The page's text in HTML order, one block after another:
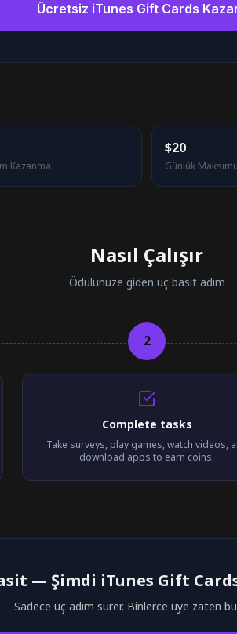
Ücretsiz iTunes Gift Cards
Kazanma
$20
Günlük
Nasıl Çalışır
Ödülünüze giden üç basit adım
2
Complete tasks
Take surveys, play games, watch videos,
download apps to earn coins.
— Şimdi iTunes Gift
Sadece üç adım sürer. Binlerce üye zaten